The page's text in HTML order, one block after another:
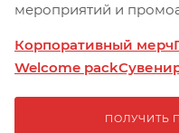
мероприятий и
Корпоративный мерч
Welcome pack
ПОЛУЧИТЬ